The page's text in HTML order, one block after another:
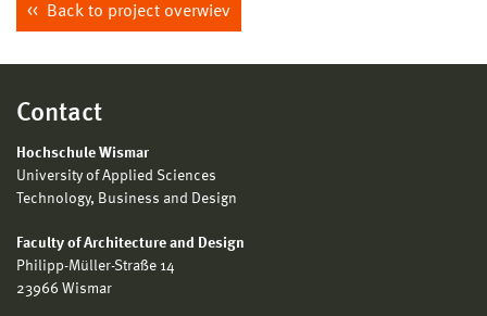
Back to project overwiev
Contact
Hochschule Wismar
University of Applied Sciences
Technology, Business and Design
Faculty of Architecture and Design
Philipp-Müller-Straße 14
23966 Wismar